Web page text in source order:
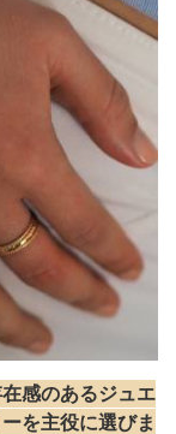
感のあるジュエ
を主役に選びま